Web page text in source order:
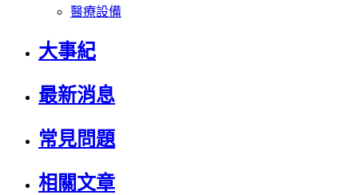
醫療設備
大事紀
最新消息
常見問題
相關文章